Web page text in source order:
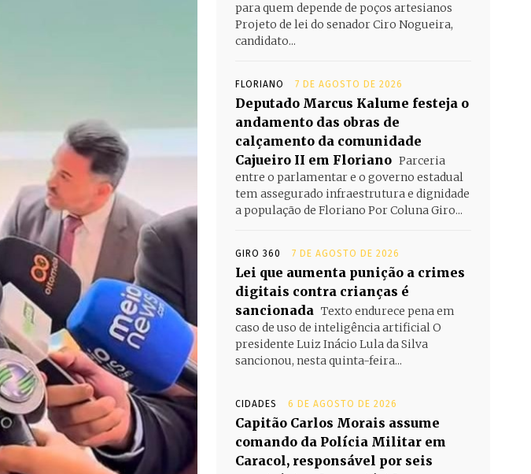
para quem depende de poços artesianos
Projeto de lei do senador Ciro Nogueira,
candidato...
FLORIANO 7 DE AGOSTO DE 2026
Deputado Marcus Kalume festeja o
andamento das obras de
calçamento da comunidade
Cajueiro II em Floriano Parceria
entre o parlamentar e o governo estadual
tem assegurado infraestrutura e dignidade
a população de Floriano Por Coluna Giro...
GIRO 360 7 DE AGOSTO DE 2026
Lei que aumenta punição a crimes
digitais contra crianças é
sancionada Texto endurece pena em
caso de uso de inteligência artificial O
presidente Luiz Inácio Lula da Silva
sancionou, nesta quinta-feira...
CIDADES 6 DE AGOSTO DE 2026
Capitão Carlos Morais assume
comando da Polícia Militar em
Caracol, responsável por seis